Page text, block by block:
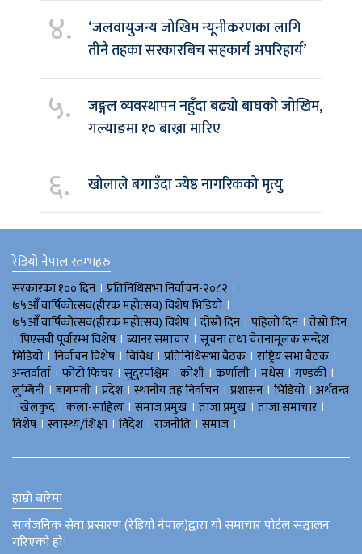
४.
‘जलवायुजन्य जोखिम न्यूनीकरणका लागि
तीनै तहका सरकारबिच सहकार्य अपरिहार्य’
५.
जङ्गल व्यवस्थापन नहुँदा बढ्यो बाघको जोखिम,
गल्याङमा १० बाख्रा मारिए
६. खोलाले बगाउँदा ज्येष्ठ नागरिकको मृत्यु
रेडियो नेपाल स्तम्भहरु
सरकारका १०० दिन । प्रतिनिधिसभा निर्वाचन-२०८२ ।
७५औँ वार्षिकोत्सव(हीरक महोत्सव) विशेष भिडियाे ।
७५औँ वार्षिकोत्सव(हीरक महोत्सव) विशेष । दोस्रो दिन । पहिलो दिन । तेस्रो दिन
। पिएसबी पूर्वारम्भ विशेष । ब्यानर समाचार । सूचना तथा चेतनामूलक सन्देश ।
भिडियाे । निर्वाचन विशेष । बिविध। प्रतिनिधिसभा बैठक । राष्ट्रिय सभा बैठक ।
अन्तर्वार्ता । फोटो फिचर । सुदुरपश्चिम । काेशी । कर्णाली । मधेस । गण्डकी ।
लुम्बिनी । बागमती । प्रदेश । स्थानीय तह निर्वाचन । प्रशासन । भिडियो । अर्थतन्त्र
। खेलकुद । कला-साहित्य । समाज प्रमुख । ताजा प्रमुख । ताजा समाचार ।
विशेष । स्वास्थ्य/शिक्षा । विदेश । राजनीति । समाज ।
हाम्रो बारेमा
सार्वजनिक सेवा प्रसारण (रेडियो नेपाल)द्वारा यो समाचार पोर्टल सञ्चालन
गरिएको हो।